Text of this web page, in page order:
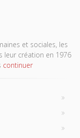
et sociales, les
leur création en 1976
continuer